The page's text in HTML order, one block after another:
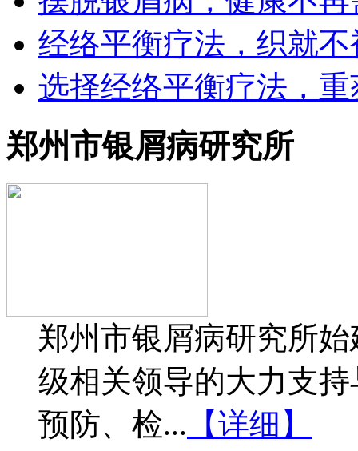
经络平衡疗法，织就
选择经络平衡疗法，
郑州市银屑病研究所
郑州市银屑病研究所
级相关领导的大力支
预防、检... 【详细】